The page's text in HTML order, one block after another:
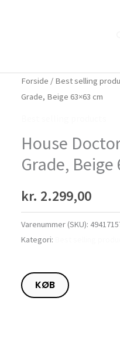
Forside / Best selling
Grade, Beige 63×63 cm
House
Grade, Beige
kr. 2.299,00
Varenummer (SKU):
Kategori:
KØB